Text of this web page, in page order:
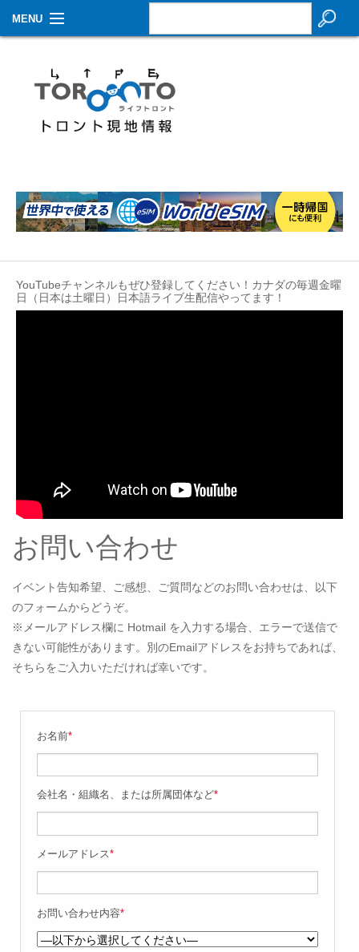
MENU
生活情報
その他
イベントカレンダー
About Us
YouTubeチャンネルもぜひ登録してください！カナダの毎週金曜
日（日本は土曜日）日本語ライブ生配信やってます！
お問い合わせ
イベント告知希望、ご感想、ご質問などのお問い合わせは、以下
のフォームからどうぞ。
※メールアドレス欄に Hotmail を入力する場合、エラーで送信で
きない可能性があります。別のEmailアドレスをお持ちであれば、
そちらをご入力いただければ幸いです。
お名前*
会社名・組織名、または所属団体など*
メールアドレス*
お問い合わせ内容*